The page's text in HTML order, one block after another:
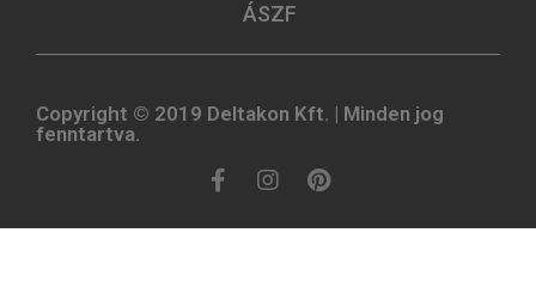
ÁSZF
Copyright © 2019 Deltakon Kft. | Minden jog
fenntartva.​